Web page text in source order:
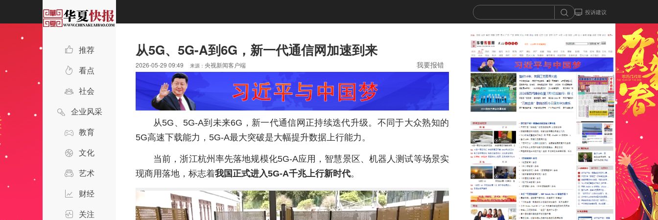
投诉建议
推荐
看点
社会
企业风采
教育
文化
艺术
财经
关注
从5G、5G-A到6G，新一代通信网加速到来
2026-05-29 09:49 来源： 央视新闻客户端 我要报错
从5G、5G-A到未来6G，新一代通信网正持续迭代升级。不同于大众熟知的
5G高速下载能力，5G-A最大突破是大幅提升数据上行能力。
当前，浙江杭州率先落地规模化5G-A应用，智慧景区、机器人测试等场景实
现商用落地，标志着我国正式进入5G-A千兆上行新时代。